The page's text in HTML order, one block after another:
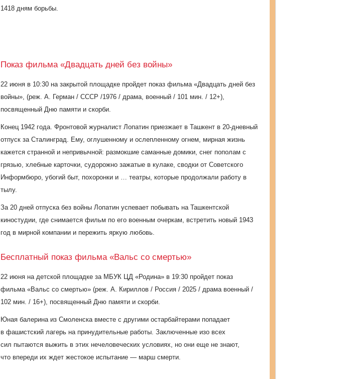
1418 дням борьбы.
Показ фильма «Двадцать дней без войны»
22 июня в 10:30 на закрытой площадке пройдет показ фильма «Двадцать дней без
войны», (реж. А. Герман / СССР /1976 / драма, военный / 101 мин. / 12+),
посвященный Дню памяти и скорби.
Конец 1942 года. Фронтовой журналист Лопатин приезжает в Ташкент в 20-дневный
отпуск за Сталинград. Ему, оглушенному и ослепленному огнем, мирная жизнь
кажется странной и непривычной: размокшие саманные домики, снег пополам с
грязью, хлебные карточки, судорожно зажатые в кулаке, сводки от Советского
Информбюро, убогий быт, похоронки и … театры, которые продолжали работу в
тылу.
За 20 дней отпуска без войны Лопатин успевает побывать на Ташкентской
киностудии, где снимается фильм по его военным очеркам, встретить новый 1943
год в мирной компании и пережить яркую любовь.
Бесплатный показ фильма «Вальс со смертью»
22 июня на детской площадке за МБУК ЦД «Родина» в 19:30 пройдет показ
фильма «Вальс со смертью» (реж. А. Кириллов / Россия / 2025 / драма военный /
102 мин. / 16+), посвященный Дню памяти и скорби.
Юная балерина из Смоленска вместе с другими остарбайтерами попадает
в фашистский лагерь на принудительные работы. Заключенные изо всех
сил пытаются выжить в этих нечеловеческих условиях, но они еще не знают,
что впереди их ждет жестокое испытание — марш смерти.